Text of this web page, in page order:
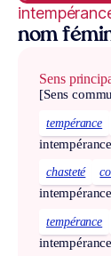
nom
Sens
[Sens
tempérance
intempérance
chasteté
intempérance
tempérance
intempérance